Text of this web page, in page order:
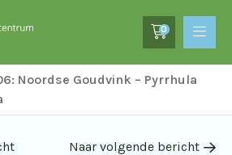
0
Noordse Goudvink – Pyrrhula
Naar volgende bericht